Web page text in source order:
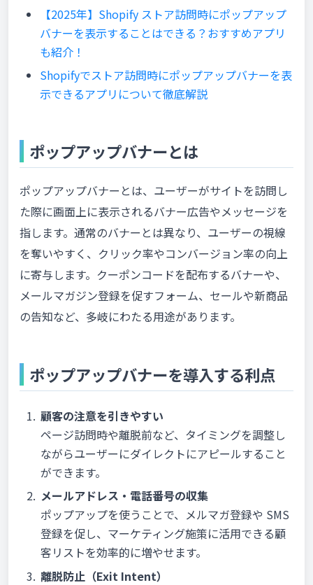
【2025年】Shopify ストア訪問時にポップアップ
バナーを表示することはできる？おすすめアプリ
も紹介！
Shopifyでストア訪問時にポップアップバナーを表
示できるアプリについて徹底解説
ポップアップバナーとは
ポップアップバナーとは、ユーザーがサイトを訪問し
た際に画面上に表示されるバナー広告やメッセージを
指します。通常のバナーとは異なり、ユーザーの視線
を奪いやすく、クリック率やコンバージョン率の向上
に寄与します。クーポンコードを配布するバナーや、
メールマガジン登録を促すフォーム、セールや新商品
の告知など、多岐にわたる用途があります。
ポップアップバナーを導入する利点
顧客の注意を引きやすい
ページ訪問時や離脱前など、タイミングを調整し
ながらユーザーにダイレクトにアピールすること
ができます。
メールアドレス・電話番号の収集
ポップアップを使うことで、メルマガ登録や SMS
登録を促し、マーケティング施策に活用できる顧
客リストを効率的に増やせます。
離脱防止（Exit Intent）